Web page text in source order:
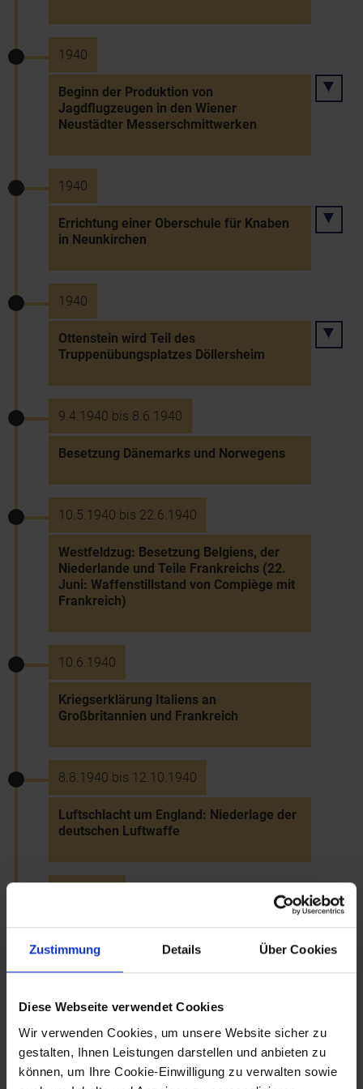
Zustimmung Details Über Cookies
Diese Webseite verwendet Cookies
Wir verwenden Cookies, um unsere Website sicher zu
gestalten, Ihnen Leistungen darstellen und anbieten zu
können, um Ihre Cookie-Einwilligung zu verwalten sowie
1940
Beginn der Produktion von
Jagdflugzeugen in den Wiener
Neustädter Messerschmittwerken
1940
Errichtung einer Oberschule für Knaben
in Neunkirchen
1940
Ottenstein wird Teil des
Truppenübungsplatzes Döllersheim
9.4.1940 bis 8.6.1940
Besetzung Dänemarks und Norwegens
10.5.1940 bis 22.6.1940
Westfeldzug: Besetzung Belgiens, der
Niederlande und Teile Frankreichs (22.
Juni: Waffenstillstand von Compiège mit
Frankreich)
10.6.1940
Kriegserklärung Italiens an
Großbritannien und Frankreich
8.8.1940 bis 12.10.1940
Luftschlacht um England: Niederlage der
deutschen Luftwaffe
Dreimächtepakt zw. Deutschland, Italien
und Japan
1941
Eröffnung einer
Kartoffelverwertungsfabrik in Gmünd